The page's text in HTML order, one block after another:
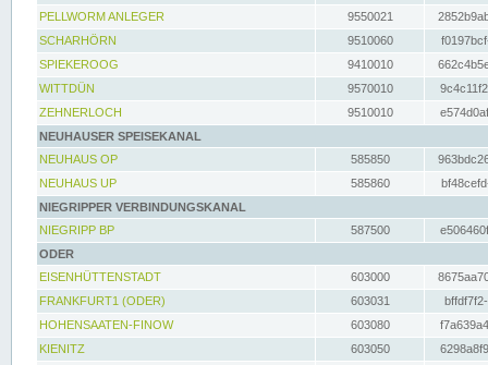
PELLWORM ANLEGER
9550021
SCHARHÖRN
9510060
SPIEKEROOG
9410010
WITTDÜN
9570010
ZEHNERLOCH
9510010
NEUHAUSER SPEISEKANAL
NEUHAUS OP
585850
NEUHAUS UP
585860
NIEGRIPPER VERBINDUNGSKANAL
NIEGRIPP BP
587500
ODER
EISENHÜTTENSTADT
603000
FRANKFURT1 (ODER)
603031
HOHENSAATEN-FINOW
603080
KIENITZ
603050